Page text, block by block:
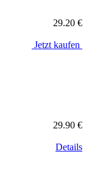
29.20 €
Jetzt kaufen
29.90 €
Details